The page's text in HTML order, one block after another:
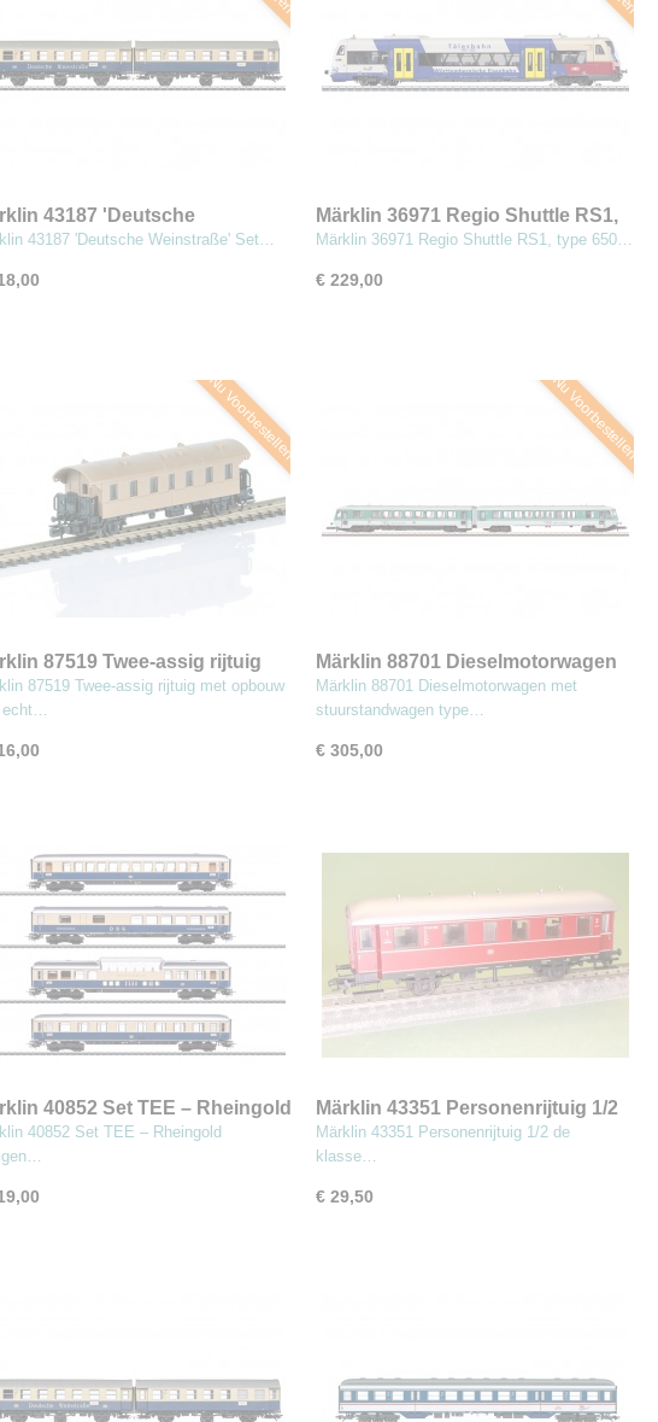
43187 'Deutsche
Set ombouw-rijtuigen
43187 'Deutsche Weinstraße' Set…
Märklin 36971 Regio Shuttle RS1,
type 650 Dieselmotorwagen
Märklin 36971 Regio Shuttle RS1, type 650…
€ 229,00
Nu Voorbestellen
87519 Twee-assig rijtuig
opbouw van echt brons (Z)
87519 Twee-assig rijtuig met opbouw
echt…
Nu Voorbestellen
Märklin 88701 Dieselmotorwagen
met stuurstandwagen type
628.2/928.2 (Z)
Märklin 88701 Dieselmotorwagen met
stuurstandwagen type…
€ 305,00
40852 Set TEE – Rheingold
‘Tin Plate’
40852 Set TEE – Rheingold
Märklin 43351 Personenrijtuig 1/2
de klasse
Märklin 43351 Personenrijtuig 1/2 de
klasse…
€ 29,50